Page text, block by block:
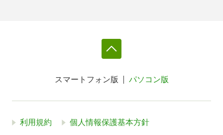
スマートフォン版 パソコン版
利用規約 個人情報保護基本方針